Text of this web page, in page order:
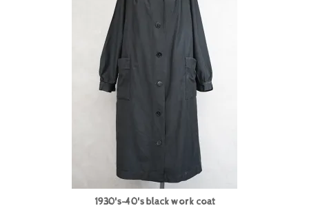
1930's-40's black work coat